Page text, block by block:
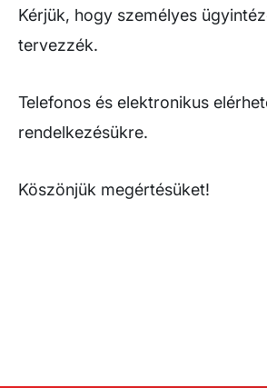
Kérjük, hogy személyes
tervezzék.
Telefonos és elektronikus
rendelkezésükre.
Köszönjük megértésüket!